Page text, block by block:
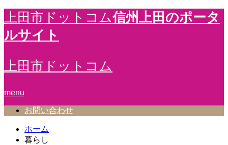
上田市ドットコム信州上田のポータ
ルサイト
上田市ドットコム
menu
お問い合わせ
ホーム
暮らし